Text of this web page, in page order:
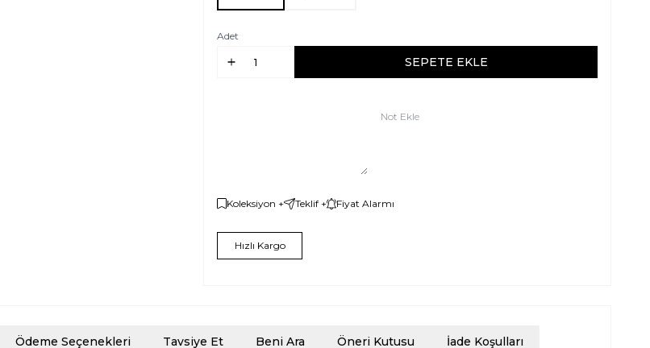
Adet
SEPETE EKLE
Not Ekle
Koleksiyon + Teklif + Fiyat Alarmı
Hızlı Kargo
Ödeme Seçenekleri Tavsiye Et Beni Ara Öneri Kutusu İade Koşulları